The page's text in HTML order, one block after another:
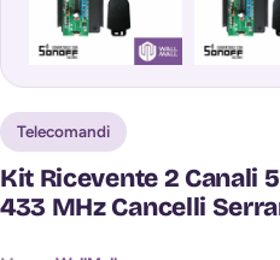
Telecomandi
Kit Ricevente 2 Canali
433 MHz Cancelli